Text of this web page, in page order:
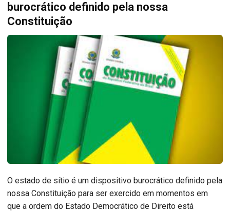
burocrático definido pela nossa
Constituição
O estado de sítio é um dispositivo burocrático definido pela
nossa Constituição para ser exercido em momentos em
que a ordem do Estado Democrático de Direito está